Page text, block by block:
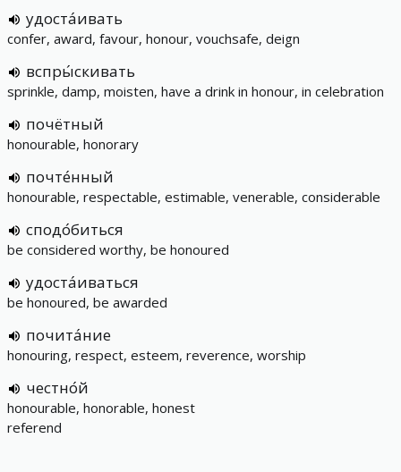
удоста́ивать
confer, award, favour, honour, vouchsafe, deign
вспры́скивать
sprinkle, damp, moisten, have a drink in honour, in celebration
почётный
honourable, honorary
почте́нный
honourable, respectable, estimable, venerable, considerable
сподо́биться
be considered worthy, be honoured
удоста́иваться
be honoured, be awarded
почита́ние
honouring, respect, esteem, reverence, worship
честно́й
honourable, honorable, honest
referend